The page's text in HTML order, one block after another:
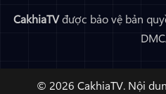
CakhiaTVđược bảo vệ bản
© 2026 CakhiaTV. Nội